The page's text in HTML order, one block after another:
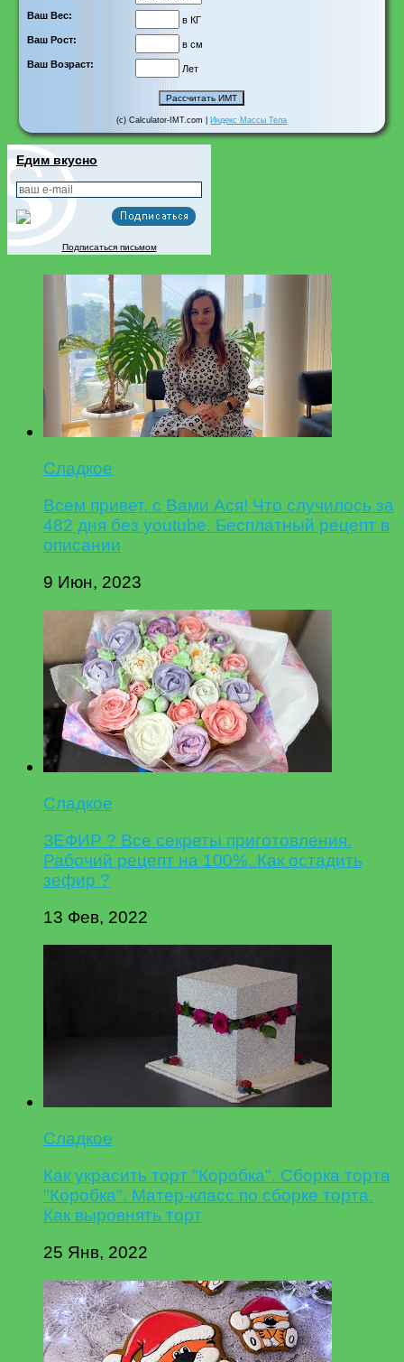
Ваш Вес:
в КГ
Ваш Рост:
в см
Ваш Возраст:
Лет
(c) Calculator-IMT.com | Индекс Массы Тела
Едим вкусно
Подписаться письмом
Сладкое
Всем привет, с Вами Ася! Что случилось за
482 дня без youtube. Бесплатный рецепт в
описании
9 Июн, 2023
Сладкое
ЗЕФИР ? Все секреты приготовления.
Рабочий рецепт на 100%. Как остадить
зефир ?
13 Фев, 2022
Сладкое
Как украсить торт "Коробка". Сборка торта
"Коробка". Матер-класс по сборке торта.
Как выровнять торт
25 Янв, 2022